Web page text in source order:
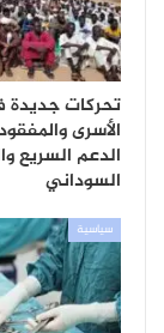
تحركات جديدة
الأسرى
الدعم السريع
السوداني
سياسية